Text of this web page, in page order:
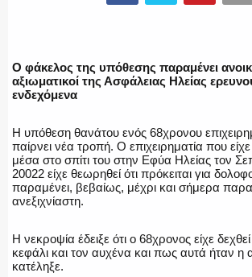
ΠΥΡΟΣΒΕΣΤΙΚΗ
ΛΙΜΕΝΙΚΟ
ΕΝΟΠΛΕΣ ΔΥΝΑΜΕΙΣ
Ο φάκελος της υπόθεσης παραμένει
αξιωματικοί της Ασφάλειας Ηλείας
ενδεχόμενα
Η υπόθεση θανάτου ενός 68χρονου
παίρνει νέα τροπή. Ο επιχειρηματία που είχε
μέσα στο σπίτι του στην Εφύα Ηλείας τον
20022 είχε θεωρηθεί ότι πρόκειται για
παραμένει, βεβαίως, μέχρι και σήμερα
ανεξιχνίαστη.
Η νεκροψία έδειξε ότι ο 68χρονος είχε
κεφάλι και τον αυχένα και πως αυτά ήταν η
κατέληξε.